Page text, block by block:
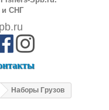
и СНГ
Наборы Грузов